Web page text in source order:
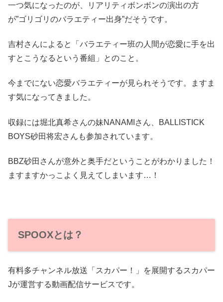
一つ気になったのが、リアリティボンボンの演出の方
が”ゴリゴリのバラエティー出身”だそうです。
吉村さんによると「バラエティー班の人間が恋愛に手を出
すとこうなるという番組」とのこと。
今までにない恋愛バラエティーが見られそうです。ますま
す気になってきました。
収録には堀北真希さんの妹NANAMIさん、BALLISTICK
BOYS砂田将宏さんも参加されています。
BBZ砂田さんが意外と奥手だということがわかりました！
ますますかっこよく見えてしまいます…！
SPOOXとは？
有料多チャンネル放送「スカパー！」を展開するスカパー
Jが運営する動画配信サービスです。